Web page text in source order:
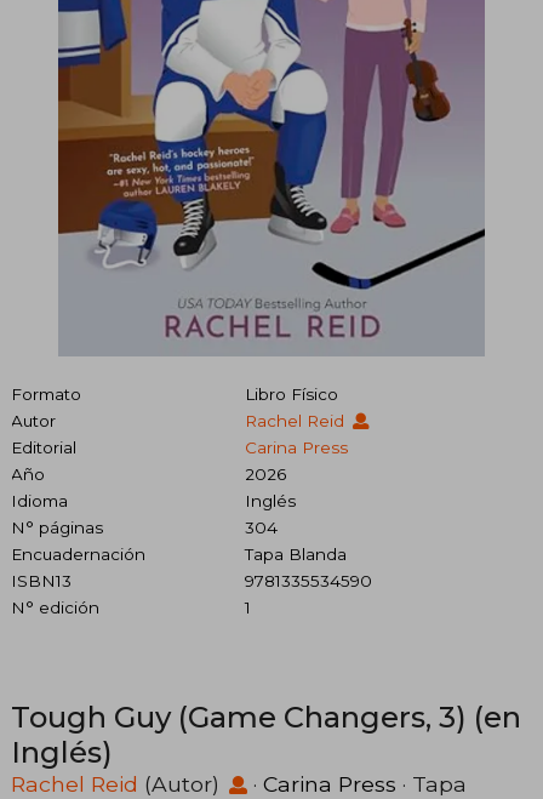
Formato
Libro Físico
Autor
Rachel Reid
Editorial
Carina Press
Año
2026
Idioma
Inglés
N° páginas
304
Encuadernación
Tapa Blanda
ISBN13
9781335534590
N° edición
1
Tough Guy (Game Changers, 3) (en
Inglés)
Rachel Reid (Autor) · Carina Press · Tapa